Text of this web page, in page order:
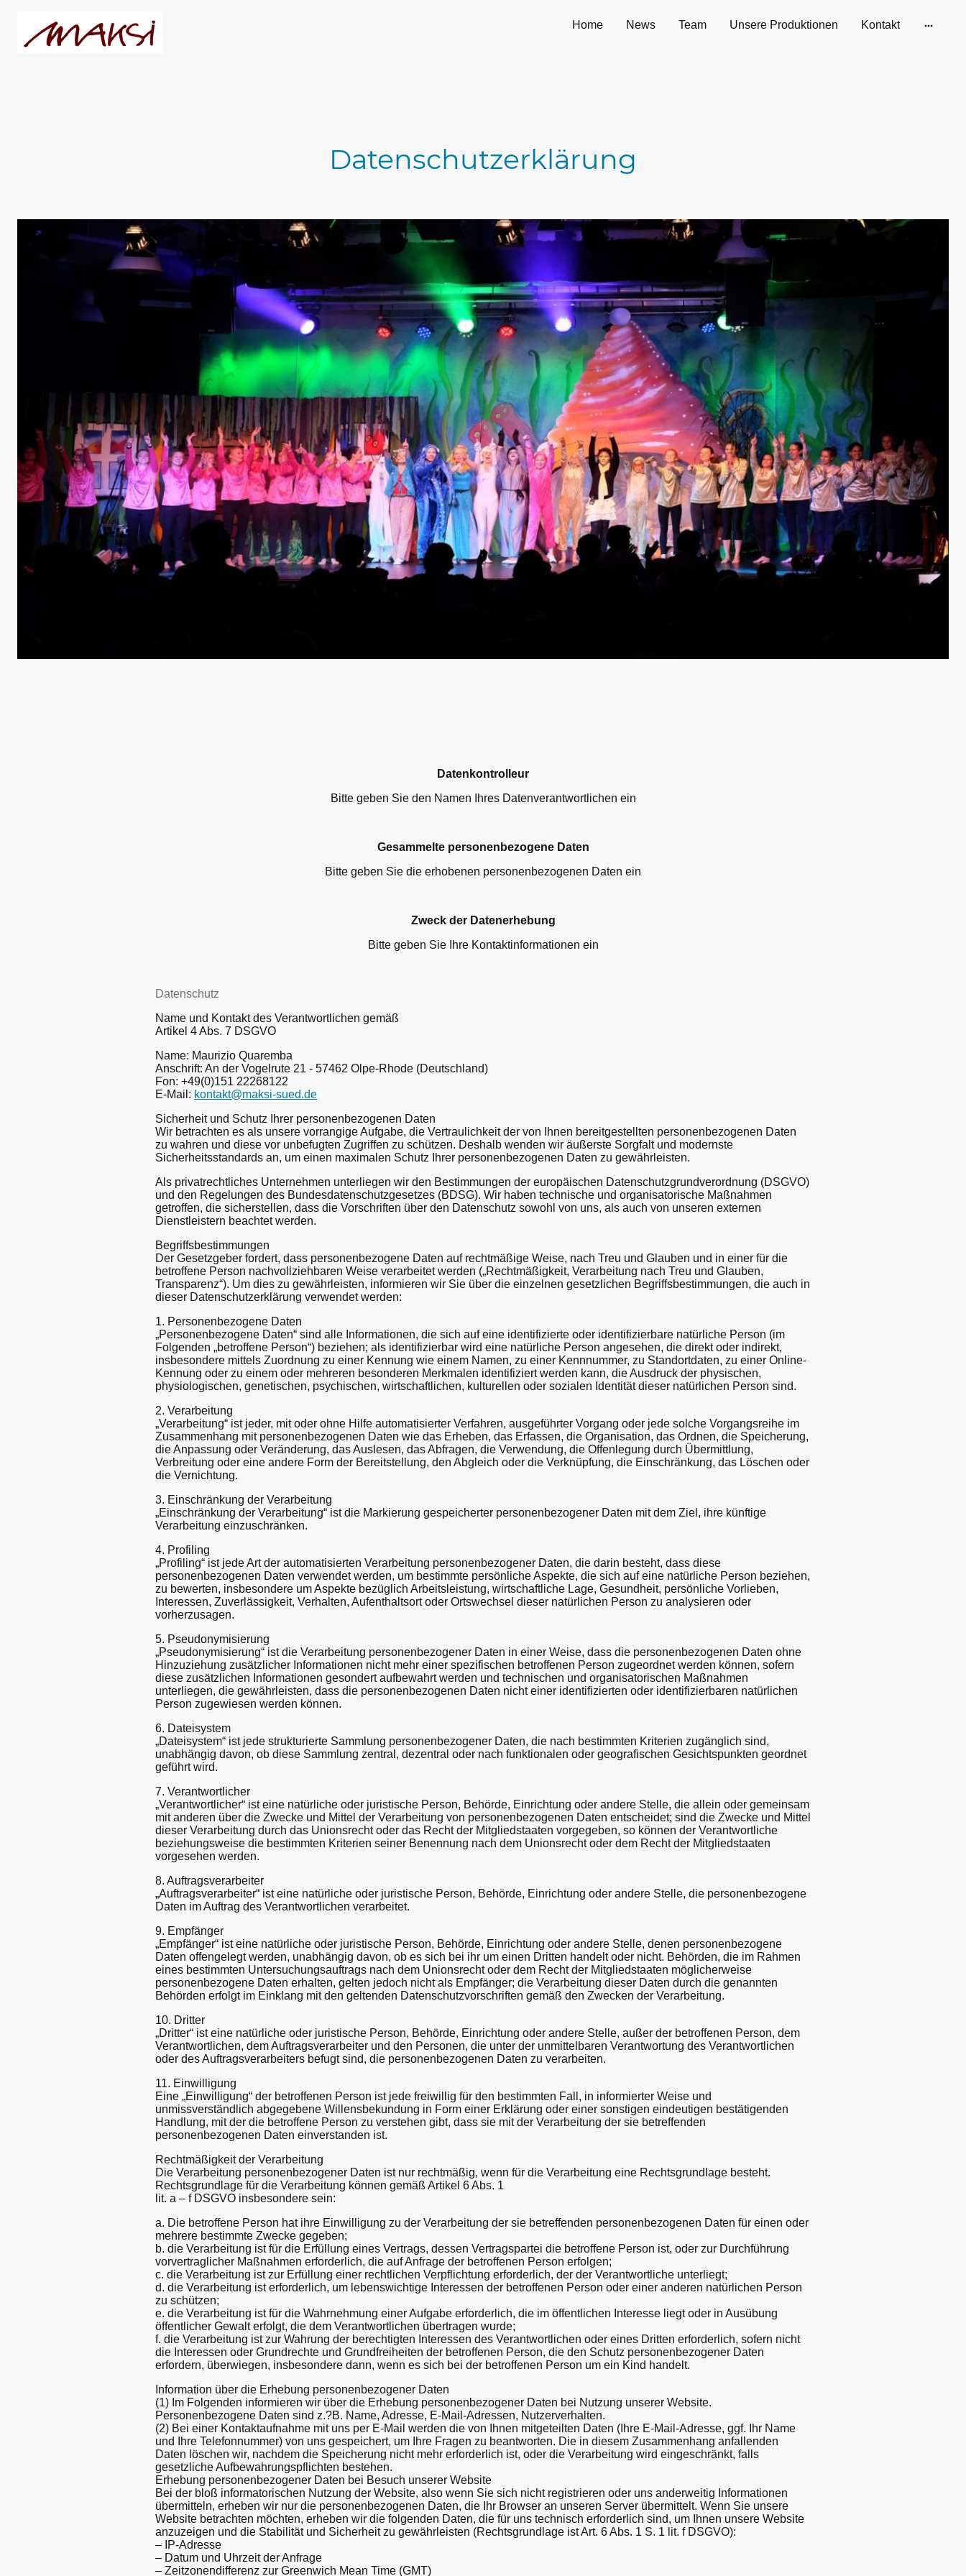
Home News Team Unsere Produktionen Kontakt
Datenschutzerklärung
Datenkontrolleur
Bitte geben Sie den Namen Ihres Datenverantwortlichen ein
Gesammelte personenbezogene Daten
Bitte geben Sie die erhobenen personenbezogenen Daten ein
Zweck der Datenerhebung
Bitte geben Sie Ihre Kontaktinformationen ein
Datenschutz
Name und Kontakt des Verantwortlichen gemäß
Artikel 4 Abs. 7 DSGVO
Name: Maurizio Quaremba
Anschrift: An der Vogelrute 21 - 57462 Olpe-Rhode (Deutschland)
Fon: +49(0)151 22268122
E-Mail: kontakt@maksi-sued.de
Sicherheit und Schutz Ihrer personenbezogenen Daten
Wir betrachten es als unsere vorrangige Aufgabe, die Vertraulichkeit der von Ihnen bereitgestellten personenbezogenen Daten
zu wahren und diese vor unbefugten Zugriffen zu schützen. Deshalb wenden wir äußerste Sorgfalt und modernste
Sicherheitsstandards an, um einen maximalen Schutz Ihrer personenbezogenen Daten zu gewährleisten.
Als privatrechtliches Unternehmen unterliegen wir den Bestimmungen der europäischen Datenschutzgrundverordnung (DSGVO)
und den Regelungen des Bundesdatenschutzgesetzes (BDSG). Wir haben technische und organisatorische Maßnahmen
getroffen, die sicherstellen, dass die Vorschriften über den Datenschutz sowohl von uns, als auch von unseren externen
Dienstleistern beachtet werden.
Begriffsbestimmungen
Der Gesetzgeber fordert, dass personenbezogene Daten auf rechtmäßige Weise, nach Treu und Glauben und in einer für die
betroffene Person nachvollziehbaren Weise verarbeitet werden („Rechtmäßigkeit, Verarbeitung nach Treu und Glauben,
Transparenz“). Um dies zu gewährleisten, informieren wir Sie über die einzelnen gesetzlichen Begriffsbestimmungen, die auch in
dieser Datenschutzerklärung verwendet werden:
1. Personenbezogene Daten
„Personenbezogene Daten“ sind alle Informationen, die sich auf eine identifizierte oder identifizierbare natürliche Person (im
Folgenden „betroffene Person“) beziehen; als identifizierbar wird eine natürliche Person angesehen, die direkt oder indirekt,
insbesondere mittels Zuordnung zu einer Kennung wie einem Namen, zu einer Kennnummer, zu Standortdaten, zu einer Online-
Kennung oder zu einem oder mehreren besonderen Merkmalen identifiziert werden kann, die Ausdruck der physischen,
physiologischen, genetischen, psychischen, wirtschaftlichen, kulturellen oder sozialen Identität dieser natürlichen Person sind.
2. Verarbeitung
„Verarbeitung“ ist jeder, mit oder ohne Hilfe automatisierter Verfahren, ausgeführter Vorgang oder jede solche Vorgangsreihe im
Zusammenhang mit personenbezogenen Daten wie das Erheben, das Erfassen, die Organisation, das Ordnen, die Speicherung,
die Anpassung oder Veränderung, das Auslesen, das Abfragen, die Verwendung, die Offenlegung durch Übermittlung,
Verbreitung oder eine andere Form der Bereitstellung, den Abgleich oder die Verknüpfung, die Einschränkung, das Löschen oder
die Vernichtung.
3. Einschränkung der Verarbeitung
„Einschränkung der Verarbeitung“ ist die Markierung gespeicherter personenbezogener Daten mit dem Ziel, ihre künftige
Verarbeitung einzuschränken.
4. Profiling
„Profiling“ ist jede Art der automatisierten Verarbeitung personenbezogener Daten, die darin besteht, dass diese
personenbezogenen Daten verwendet werden, um bestimmte persönliche Aspekte, die sich auf eine natürliche Person beziehen,
zu bewerten, insbesondere um Aspekte bezüglich Arbeitsleistung, wirtschaftliche Lage, Gesundheit, persönliche Vorlieben,
Interessen, Zuverlässigkeit, Verhalten, Aufenthaltsort oder Ortswechsel dieser natürlichen Person zu analysieren oder
vorherzusagen.
5. Pseudonymisierung
„Pseudonymisierung“ ist die Verarbeitung personenbezogener Daten in einer Weise, dass die personenbezogenen Daten ohne
Hinzuziehung zusätzlicher Informationen nicht mehr einer spezifischen betroffenen Person zugeordnet werden können, sofern
diese zusätzlichen Informationen gesondert aufbewahrt werden und technischen und organisatorischen Maßnahmen
unterliegen, die gewährleisten, dass die personenbezogenen Daten nicht einer identifizierten oder identifizierbaren natürlichen
Person zugewiesen werden können.
6. Dateisystem
„Dateisystem“ ist jede strukturierte Sammlung personenbezogener Daten, die nach bestimmten Kriterien zugänglich sind,
unabhängig davon, ob diese Sammlung zentral, dezentral oder nach funktionalen oder geografischen Gesichtspunkten geordnet
geführt wird.
7. Verantwortlicher
„Verantwortlicher“ ist eine natürliche oder juristische Person, Behörde, Einrichtung oder andere Stelle, die allein oder gemeinsam
mit anderen über die Zwecke und Mittel der Verarbeitung von personenbezogenen Daten entscheidet; sind die Zwecke und Mittel
dieser Verarbeitung durch das Unionsrecht oder das Recht der Mitgliedstaaten vorgegeben, so können der Verantwortliche
beziehungsweise die bestimmten Kriterien seiner Benennung nach dem Unionsrecht oder dem Recht der Mitgliedstaaten
vorgesehen werden.
8. Auftragsverarbeiter
„Auftragsverarbeiter“ ist eine natürliche oder juristische Person, Behörde, Einrichtung oder andere Stelle, die personenbezogene
Daten im Auftrag des Verantwortlichen verarbeitet.
9. Empfänger
„Empfänger“ ist eine natürliche oder juristische Person, Behörde, Einrichtung oder andere Stelle, denen personenbezogene
Daten offengelegt werden, unabhängig davon, ob es sich bei ihr um einen Dritten handelt oder nicht. Behörden, die im Rahmen
eines bestimmten Untersuchungsauftrags nach dem Unionsrecht oder dem Recht der Mitgliedstaaten möglicherweise
personenbezogene Daten erhalten, gelten jedoch nicht als Empfänger; die Verarbeitung dieser Daten durch die genannten
Behörden erfolgt im Einklang mit den geltenden Datenschutzvorschriften gemäß den Zwecken der Verarbeitung.
10. Dritter
„Dritter“ ist eine natürliche oder juristische Person, Behörde, Einrichtung oder andere Stelle, außer der betroffenen Person, dem
Verantwortlichen, dem Auftragsverarbeiter und den Personen, die unter der unmittelbaren Verantwortung des Verantwortlichen
oder des Auftragsverarbeiters befugt sind, die personenbezogenen Daten zu verarbeiten.
11. Einwilligung
Eine „Einwilligung“ der betroffenen Person ist jede freiwillig für den bestimmten Fall, in informierter Weise und
unmissverständlich abgegebene Willensbekundung in Form einer Erklärung oder einer sonstigen eindeutigen bestätigenden
Handlung, mit der die betroffene Person zu verstehen gibt, dass sie mit der Verarbeitung der sie betreffenden
personenbezogenen Daten einverstanden ist.
Rechtmäßigkeit der Verarbeitung
Die Verarbeitung personenbezogener Daten ist nur rechtmäßig, wenn für die Verarbeitung eine Rechtsgrundlage besteht.
Rechtsgrundlage für die Verarbeitung können gemäß Artikel 6 Abs. 1
lit. a – f DSGVO insbesondere sein:
a. Die betroffene Person hat ihre Einwilligung zu der Verarbeitung der sie betreffenden personenbezogenen Daten für einen oder
mehrere bestimmte Zwecke gegeben;
b. die Verarbeitung ist für die Erfüllung eines Vertrags, dessen Vertragspartei die betroffene Person ist, oder zur Durchführung
vorvertraglicher Maßnahmen erforderlich, die auf Anfrage der betroffenen Person erfolgen;
c. die Verarbeitung ist zur Erfüllung einer rechtlichen Verpflichtung erforderlich, der der Verantwortliche unterliegt;
d. die Verarbeitung ist erforderlich, um lebenswichtige Interessen der betroffenen Person oder einer anderen natürlichen Person
zu schützen;
e. die Verarbeitung ist für die Wahrnehmung einer Aufgabe erforderlich, die im öffentlichen Interesse liegt oder in Ausübung
öffentlicher Gewalt erfolgt, die dem Verantwortlichen übertragen wurde;
f. die Verarbeitung ist zur Wahrung der berechtigten Interessen des Verantwortlichen oder eines Dritten erforderlich, sofern nicht
die Interessen oder Grundrechte und Grundfreiheiten der betroffenen Person, die den Schutz personenbezogener Daten
erfordern, überwiegen, insbesondere dann, wenn es sich bei der betroffenen Person um ein Kind handelt.
Information über die Erhebung personenbezogener Daten
(1) Im Folgenden informieren wir über die Erhebung personenbezogener Daten bei Nutzung unserer Website.
Personenbezogene Daten sind z.?B. Name, Adresse, E-Mail-Adressen, Nutzerverhalten.
(2) Bei einer Kontaktaufnahme mit uns per E-Mail werden die von Ihnen mitgeteilten Daten (Ihre E-Mail-Adresse, ggf. Ihr Name
und Ihre Telefonnummer) von uns gespeichert, um Ihre Fragen zu beantworten. Die in diesem Zusammenhang anfallenden
Daten löschen wir, nachdem die Speicherung nicht mehr erforderlich ist, oder die Verarbeitung wird eingeschränkt, falls
gesetzliche Aufbewahrungspflichten bestehen.
Erhebung personenbezogener Daten bei Besuch unserer Website
Bei der bloß informatorischen Nutzung der Website, also wenn Sie sich nicht registrieren oder uns anderweitig Informationen
übermitteln, erheben wir nur die personenbezogenen Daten, die Ihr Browser an unseren Server übermittelt. Wenn Sie unsere
Website betrachten möchten, erheben wir die folgenden Daten, die für uns technisch erforderlich sind, um Ihnen unsere Website
anzuzeigen und die Stabilität und Sicherheit zu gewährleisten (Rechtsgrundlage ist Art. 6 Abs. 1 S. 1 lit. f DSGVO):
– IP-Adresse
– Datum und Uhrzeit der Anfrage
– Zeitzonendifferenz zur Greenwich Mean Time (GMT)